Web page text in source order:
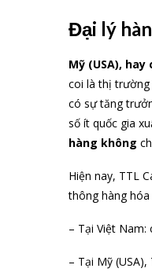
Đại lý
Mỹ (USA),
coi là thị trường
có sự tăng
số ít quốc gia
hàng không
Hiện nay, TTL
thông hàng
– Tại Việt Nam:
– Tại Mỹ